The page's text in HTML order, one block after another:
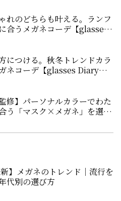
れのどちらも叶える。ランフ
合うメガネコーデ【glasses
につける。秋冬トレンドカラ
ネコーデ【glasses Diary
修】パーソナルカラーでわた
う「マスク×メガネ」を選ぼ
新】メガネのトレンド｜流行を
代別の選び方